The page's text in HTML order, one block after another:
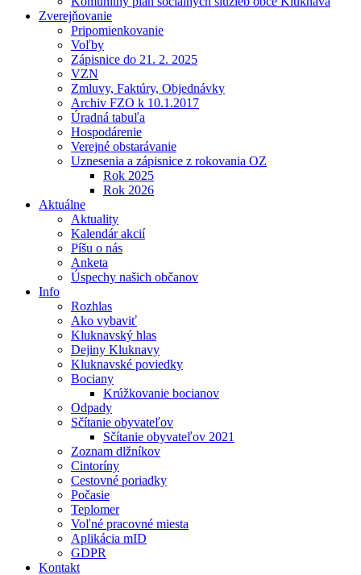
Zverejňovanie
Pripomienkovanie
Voľby
Zápisnice do 21. 2. 2025
VZN
Zmluvy, Faktúry, Objednávky
Archiv FZO k 10.1.2017
Úradná tabuľa
Hospodárenie
Verejné obstarávanie
Uznesenia a zápisnice z rokovania OZ
Rok 2025
Rok 2026
Aktuálne
Aktuality
Kalendár akcií
Píšu o nás
Anketa
Úspechy našich občanov
Info
Rozhlas
Ako vybaviť
Kluknavský hlas
Dejiny Kluknavy
Kluknavské poviedky
Bociany
Krúžkovanie bocianov
Odpady
Sčítanie obyvateľov
Sčítanie obyvateľov 2021
Zoznam dlžníkov
Cintoríny
Cestovné poriadky
Počasie
Teplomer
Voľné pracovné miesta
Aplikácia mID
GDPR
Kontakt